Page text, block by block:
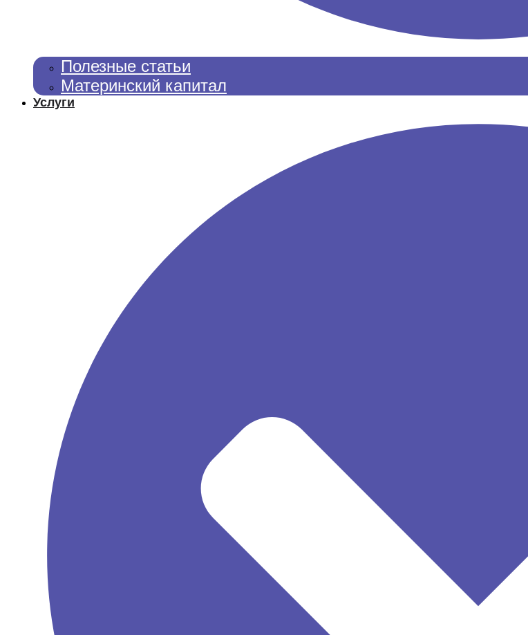
Полезные статьи
Материнский капитал
Услуги